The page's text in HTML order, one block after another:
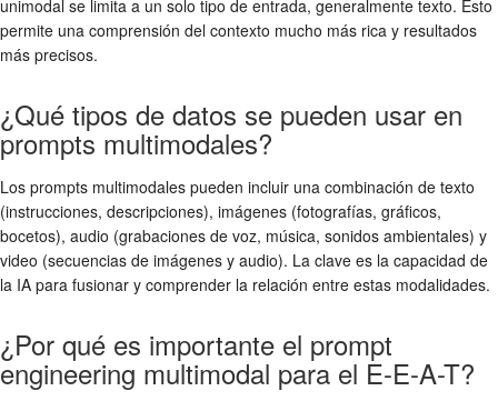
unimodal se limita a un solo tipo de entrada, generalmente texto. Esto
permite una comprensión del contexto mucho más rica y resultados
más precisos.
¿Qué tipos de datos se pueden usar en
prompts multimodales?
Los prompts multimodales pueden incluir una combinación de texto
(instrucciones, descripciones), imágenes (fotografías, gráficos,
bocetos), audio (grabaciones de voz, música, sonidos ambientales) y
video (secuencias de imágenes y audio). La clave es la capacidad de
la IA para fusionar y comprender la relación entre estas modalidades.
¿Por qué es importante el prompt
engineering multimodal para el E-E-A-T?